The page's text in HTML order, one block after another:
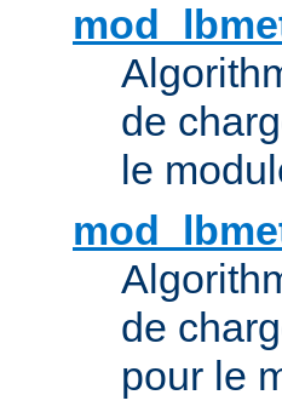
de
le
de
pour le